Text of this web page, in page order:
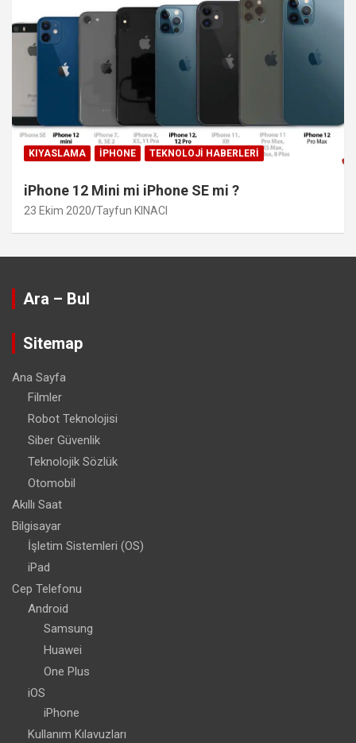
KIYASLAMA IPHONE TEKNOLOJI HABERLERI
iPhone 12 Mini mi iPhone SE mi ?
23 Ekim 2020 Tayfun KINACI
Ara – Bul
Sitemap
Ana Sayfa
Filmler
Robot Teknolojisi
Siber Güvenlik
Teknolojik Sözlük
Otomobil
Akıllı Saat
Bilgisayar
İşletim Sistemleri (OS)
iPad
Cep Telefonu
Android
Samsung
Huawei
One Plus
iOS
iPhone
Kullanım Kılavuzları